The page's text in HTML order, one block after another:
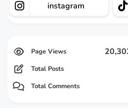
instagram
Total Posts
Total Comments